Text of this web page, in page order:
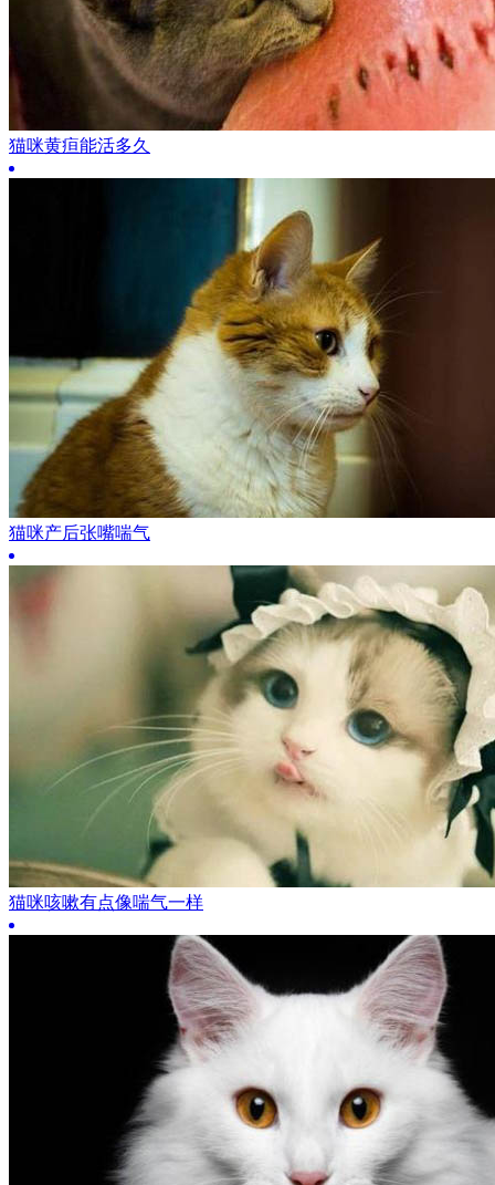
猫咪黄疸能活多久
猫咪产后张嘴喘气
猫咪咳嗽有点像喘气一样